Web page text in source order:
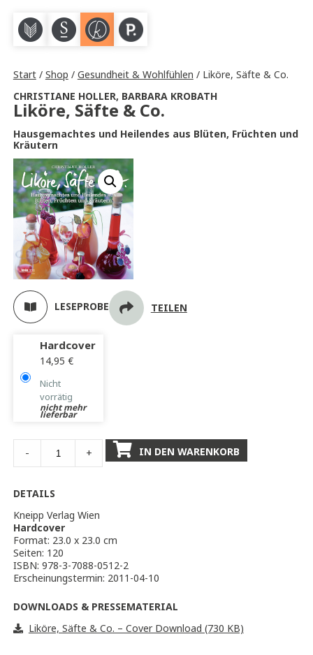
M S K P
Start/ Shop / Gesundheit & Wohlfühlen / Liköre, Säfte & Co.
CHRISTIANE HOLLER, BARBARA KROBATH
Liköre, Säfte & Co.
Hausgemachtes und Heilendes aus Blüten, Früchten und
Kräutern
LESEPROBE TEILEN
Hardcover
14,95 €
Nicht
vorrätig
nicht mehr
lieferbar
- + IN DEN WARENKORB
DETAILS
Kneipp Verlag Wien
Hardcover
Format: 23.0 x 23.0 cm
Seiten: 120
ISBN: 978-3-7088-0512-2
Erscheinungstermin: 2011-04-10
DOWNLOADS & PRESSEMATERIAL
Liköre, Säfte & Co. – Cover Download (730 KB)